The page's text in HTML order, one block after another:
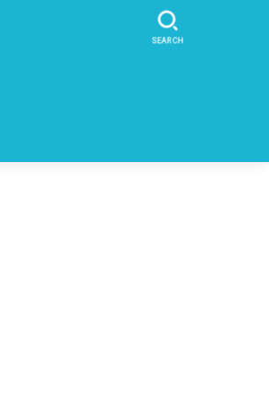
SEARCH